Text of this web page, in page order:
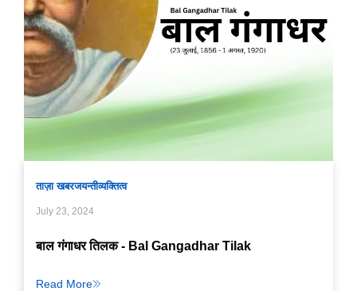
ताज़ा खबरजयन्तीव्यक्तित्व
July 23, 2024
बाल गंगाधर तिलक - Bal Gangadhar Tilak
Read More